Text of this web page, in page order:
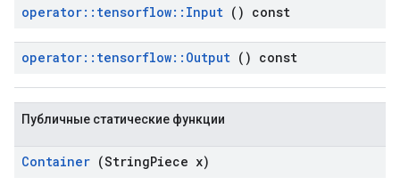
operator:: tensorflow:: Input () const
operator:: tensorflow:: Output () const
Публичные статические функции
Container (StringPiece x)